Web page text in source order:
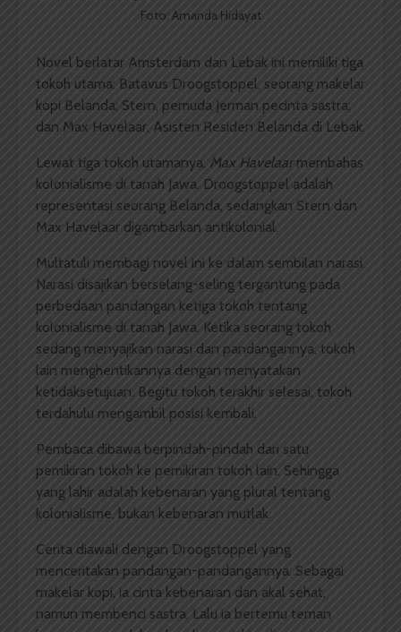
Foto: Amanda Hidayat
Novel berlatar Amsterdam dan Lebak ini memiliki tiga
tokoh utama: Batavus Droogstoppel, seorang makelar
kopi Belanda; Stern, pemuda Jerman pecinta sastra;
dan Max Havelaar, Asisten Residen Belanda di Lebak.
Lewat tiga tokoh utamanya, Max Havelaarmembahas
kolonialisme di tanah Jawa. Droogstoppel adalah
representasi seorang Belanda, sedangkan Stern dan
Max Havelaar digambarkan antikolonial.
Multatuli membagi novel ini ke dalam sembilan narasi.
Narasi disajikan berselang-seling tergantung pada
perbedaan pandangan ketiga tokoh tentang
kolonialisme di tanah Jawa. Ketika seorang tokoh
sedang menyajikan narasi dan pandangannya, tokoh
lain menghentikannya dengan menyatakan
ketidaksetujuan. Begitu tokoh terakhir selesai, tokoh
terdahulu mengambil posisi kembali.
Pembaca dibawa berpindah-pindah dari satu
pemikiran tokoh ke pemikiran tokoh lain. Sehingga
yang lahir adalah kebenaran yang plural tentang
kolonialisme, bukan kebenaran mutlak.
Cerita diawali dengan Droogstoppel yang
menceritakan pandangan-pandangannya. Sebagai
makelar kopi, ia cinta kebenaran dan akal sehat,
namun membenci sastra. Lalu ia bertemu teman